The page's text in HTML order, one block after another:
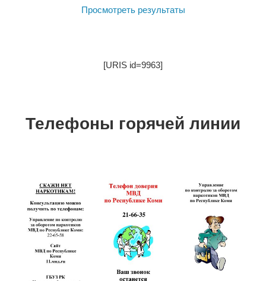
Просмотреть результаты
[URIS id=9963]
Телефоны горячей линии